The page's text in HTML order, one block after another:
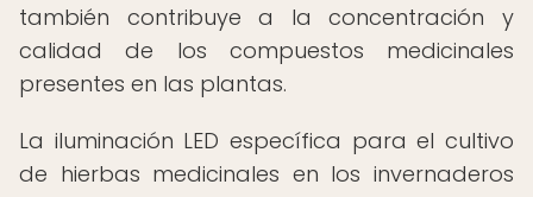
también contribuye a la concentración y
calidad de los compuestos medicinales
presentes en las plantas.
La iluminación LED específica para el cultivo
de hierbas medicinales en los invernaderos